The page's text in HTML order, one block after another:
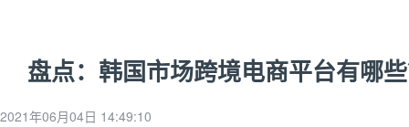
盘点：韩国市场跨境电商平台有哪
2021年06月04日 14:49:10